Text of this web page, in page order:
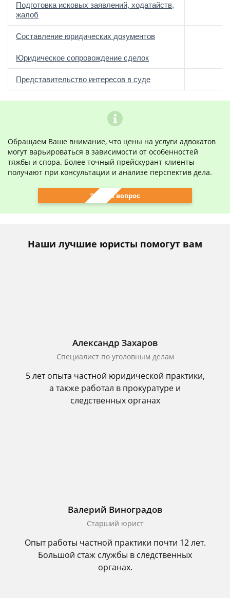
Подготовка исковых заявлений, ходатайств,
жалоб
Составление юридических документов
Юридическое сопровождение сделок
Представительство интересов в суде
Обращаем Ваше внимание, что цены на услуги адвокатов
могут варьироваться в зависимости от особенностей
тяжбы и спора. Более точный прейскурант клиенты
получают при консультации и анализе перспектив дела.
Задать вопрос
Наши лучшие юристы помогут вам
Александр Захаров
Специалист по уголовным делам
5 лет опыта частной юридической практики,
а также работал в прокуратуре и
следственных органах
Валерий Виноградов
Старший юрист
Опыт работы частной практики почти 12 лет.
Большой стаж службы в следственных
органах.